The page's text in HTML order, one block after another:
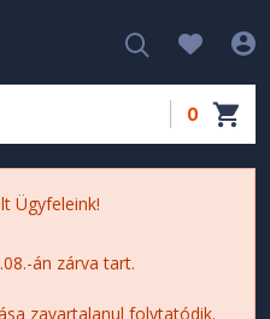
0
Ügyfeleink!
án zárva tart.
zavartalanul folytatódik.